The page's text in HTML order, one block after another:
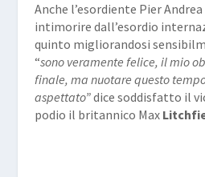
Anche l’esordiente Pier Andrea
intimorire dall’esordio
quinto migliorandosi
“sono veramente felice, il mio
finale, ma nuotare questo
aspettato”dice soddisfatto il
podio il britannico Max